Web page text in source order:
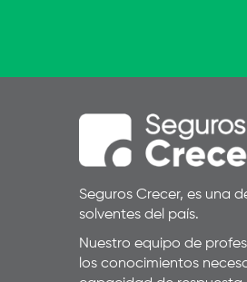
Seguros Crecer, es una
solventes del país.
Nuestro equipo de
los conocimientos